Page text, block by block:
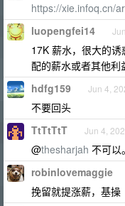
https://xie.infoq.cn/
luopengfei14
17K 薪水，很大的
配的薪水或者其他利
hdfg159 Jun 4,
不要回头
TtTtTtT Jun 4,
@thesharjah 不可以。
robinlovemaggie
挽留就提涨薪，基操